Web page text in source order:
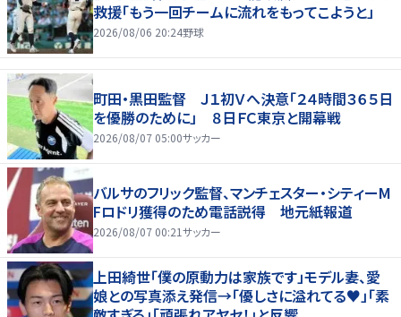
救援「もう一回チームに流れをもってこようと」
2026/08/06 20:24野球
町田・黒田監督 Ｊ１初Ｖへ決意「２４時間３６５日
を優勝のために」 ８日ＦＣ東京と開幕戦
2026/08/07 05:00サッカー
バルサのフリック監督、マンチェスター・シティーM
Fロドリ獲得のため電話説得 地元紙報道
2026/08/07 00:21サッカー
上田綺世「僕の原動力は家族です」モデル妻、愛
娘との写真添え発信→「優しさに溢れてる♥」「素